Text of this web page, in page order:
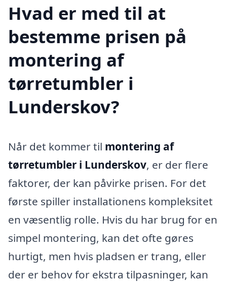
Hvad er med til at
bestemme prisen på
montering af
tørretumbler i
Lunderskov?
Når det kommer til montering af
tørretumbler i Lunderskov, er der flere
faktorer, der kan påvirke prisen. For det
første spiller installationens kompleksitet
en væsentlig rolle. Hvis du har brug for en
simpel montering, kan det ofte gøres
hurtigt, men hvis pladsen er trang, eller
der er behov for ekstra tilpasninger, kan